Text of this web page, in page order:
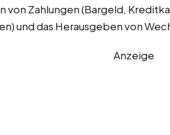
von Zahlungen (Bargeld,
und das Herausgeben von
Anzeige